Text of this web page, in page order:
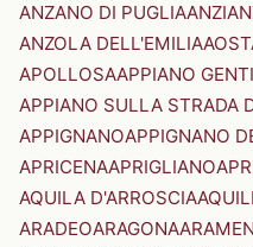
ANZANO DI PUGLIAANZI
ANZOLA DELL'EMILIA
APOLLOSAAPPIANO
APPIANO SULLA STRADA
APPIGNANOAPPIGNANO
APRICENAAPRIGLIANO
AQUILA D'ARROSCIA
ARADEOARAGONA